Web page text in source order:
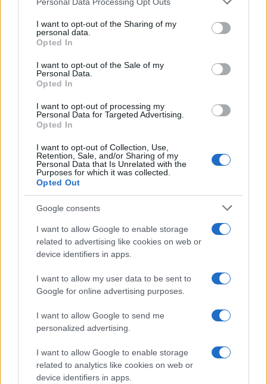
not limited to your visit or usage behaviour. You may click to
grant or deny consent to Google and its third-party tags to
use your data for below specified purposes in below Google
consent section.
I want to opt-out of the Sharing of my
personal data.
Opted In
I want to opt-out of the Sale of my
Personal Data.
Opted In
I want to opt-out of processing my
Personal Data for Targeted Advertising.
Opted In
I want to opt-out of Collection, Use,
Retention, Sale, and/or Sharing of my
Personal Data that Is Unrelated with the
Purposes for which it was collected.
Opted Out
Google consents
I want to allow Google to enable storage
related to advertising like cookies on web or
device identifiers in apps.
I want to allow my user data to be sent to
Google for online advertising purposes.
I want to allow Google to send me
personalized advertising.
I want to allow Google to enable storage
related to analytics like cookies on web or
device identifiers in apps.
Ακολουθείστε το iPaideia.gr στο
TελευταίεςΕιδήσειςγια την Παιδεία και την
Στην Κατηγορία: ΠΑΙΔΕΙΑ